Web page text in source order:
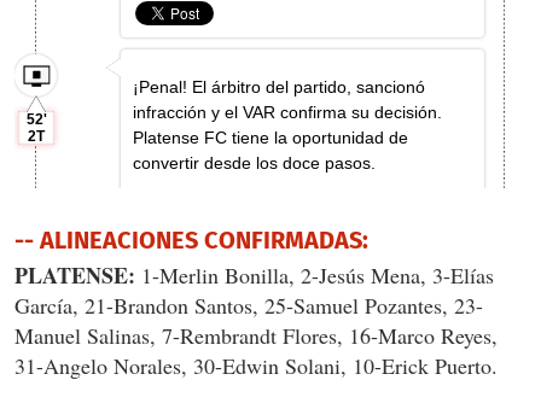
-- ALINEACIONES CONFIRMADAS:
PLATENSE: 1-Merlin Bonilla, 2-Jesús Mena, 3-Elías
García, 21-Brandon Santos, 25-Samuel Pozantes, 23-
Manuel Salinas, 7-Rembrandt Flores, 16-Marco Reyes,
31-Angelo Norales, 30-Edwin Solani, 10-Erick Puerto.